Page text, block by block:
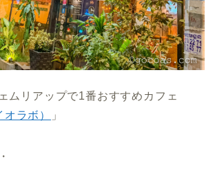
ムリアップで1番おすすめカフェ
ラボ） 」